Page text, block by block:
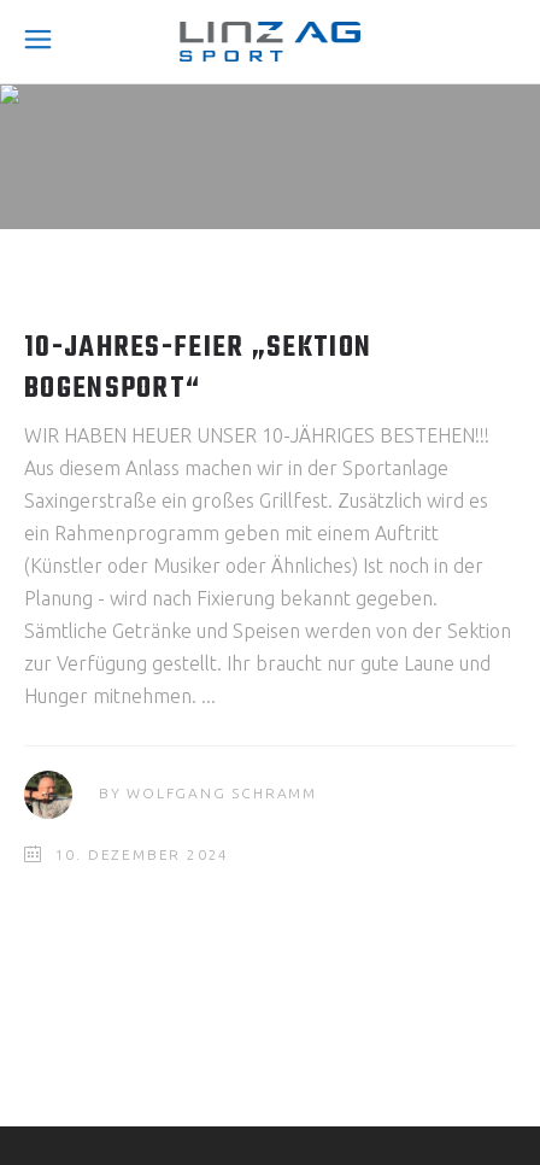
10-JAHRES-FEIER „SEKTION
BOGENSPORT“
WIR HABEN HEUER UNSER 10-JÄHRIGES BESTEHEN!!!
Aus diesem Anlass machen wir in der Sportanlage
Saxingerstraße ein großes Grillfest. Zusätzlich wird es
ein Rahmenprogramm geben mit einem Auftritt
(Künstler oder Musiker oder Ähnliches) Ist noch in der
Planung - wird nach Fixierung bekannt gegeben.
Sämtliche Getränke und Speisen werden von der Sektion
zur Verfügung gestellt. Ihr braucht nur gute Laune und
Hunger mitnehmen.
BYWOLFGANG SCHRAMM
10. DEZEMBER 2024